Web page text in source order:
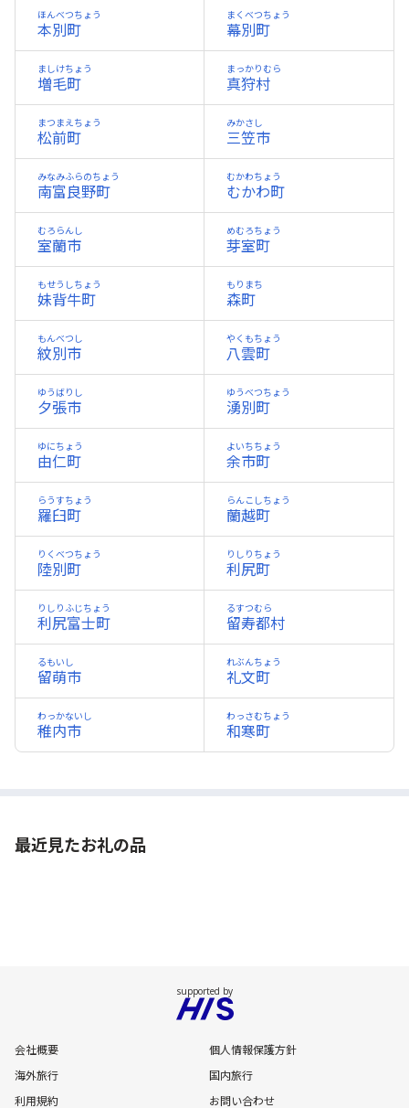
本別町
ほんべつちょう
幕別町
まくべつちょう
増毛町
ましけちょう
真狩村
まっかりむら
松前町
まつまえちょう
三笠市
みかさし
南富良野町
みなみふらのちょう
むかわ町
むかわちょう
室蘭市
むろらんし
芽室町
めむろちょう
妹背牛町
もせうしちょう
森町
もりまち
紋別市
もんべつし
八雲町
やくもちょう
夕張市
ゆうばりし
湧別町
ゆうべつちょう
由仁町
ゆにちょう
余市町
よいちちょう
羅臼町
らうすちょう
蘭越町
らんこしちょう
陸別町
りくべつちょう
利尻町
りしりちょう
利尻富士町
りしりふじちょう
留寿都村
るすつむら
留萌市
るもいし
礼文町
れぶんちょう
稚内市
わっかないし
和寒町
わっさむちょう
最近見たお礼の品
会社概要
個人情報保護方針
海外旅行
国内旅行
利用規約
お問い合わせ